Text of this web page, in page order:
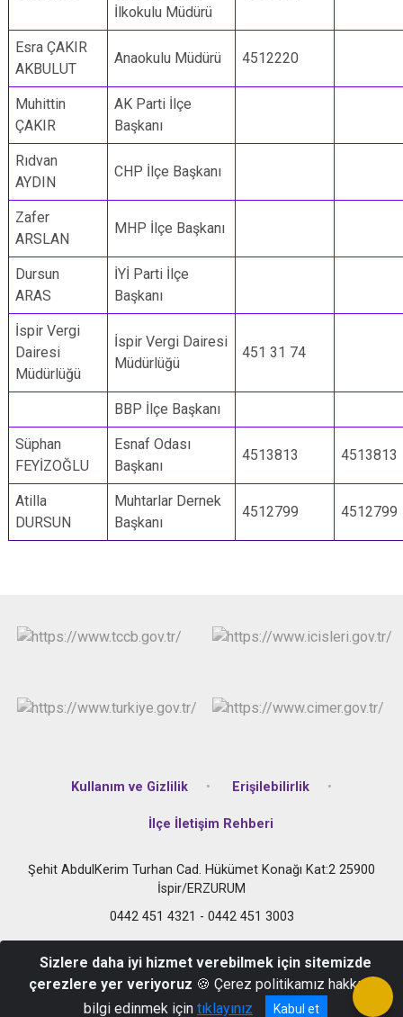
İlkokulu Müdürü
Esra ÇAKIR
AKBULUT
Anaokulu Müdürü 4512220
Muhittin
ÇAKIR
AK Parti İlçe
Başkanı
Rıdvan
AYDIN
CHP İlçe Başkanı
Zafer
ARSLAN
MHP İlçe Başkanı
Dursun
ARAS
İYİ Parti İlçe
Başkanı
İspir Vergi
Dairesi
Müdürlüğü
İspir Vergi Dairesi
Müdürlüğü
451 31 74
BBP İlçe Başkanı
Süphan
FEYİZOĞLU
Esnaf Odası
Başkanı
4513813 4513813
Atilla
DURSUN
Muhtarlar Dernek
Başkanı
4512799 4512799
Kullanım ve Gizlilik Erişilebilirlik
İlçe İletişim Rehberi
Şehit AbdulKerim Turhan Cad. Hükümet Konağı Kat:2 25900
İspir/ERZURUM
0442 451 4321 - 0442 451 3003
Sizlere daha iyi hizmet verebilmek için sitemizde
çerezlere yer veriyoruz 🍪 Çerez politikamız hakkında
bilgi edinmek için tıklayınız Kabul et